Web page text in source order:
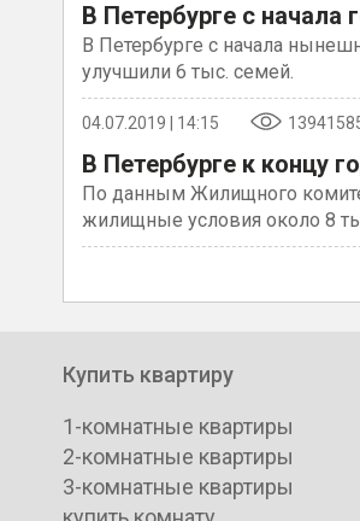
В Петербурге с начала
В Петербурге с начала
улучшили 6 тыс. семей.
04.07.2019 | 14:15
В Петербурге к концу
По данным Жилищного
жилищные условия около 8
Купить квартиру
1-комнатные квартиры
2-комнатные квартиры
3-комнатные квартиры